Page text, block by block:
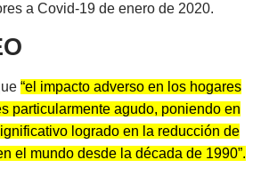
a Covid-19 de enero de 2020.
“el impacto adverso en los hogares
particularmente agudo, poniendo en
logrado en la reducción de
el mundo desde la década de 1990”.